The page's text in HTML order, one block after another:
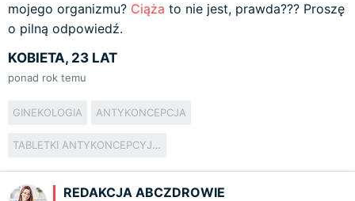
mojego organizmu? Ciąża to nie jest, prawda??? Proszę
o pilną odpowiedź.
KOBIETA, 23 LAT
ponad rok temu
GINEKOLOGIA ANTYKONCEPCJA
TABLETKI ANTYKONCEPCYJNE
REDAKCJA ABCZDROWIE